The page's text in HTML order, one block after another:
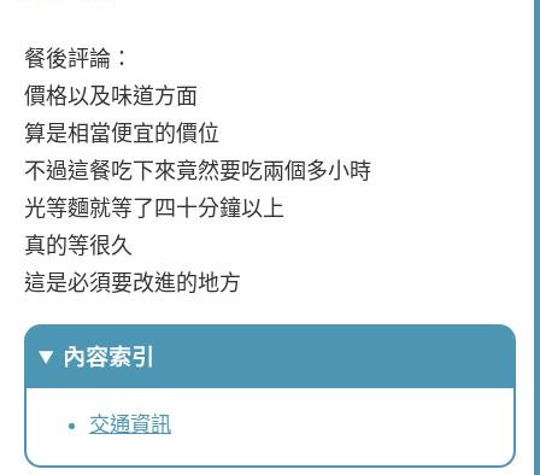
餐後評論：
價格以及味道方面
算是相當便宜的價位
不過這餐吃下來竟然要吃兩個多小時
光等麵就等了四十分鐘以上
真的等很久
這是必須要改進的地方
內容索引
交通資訊